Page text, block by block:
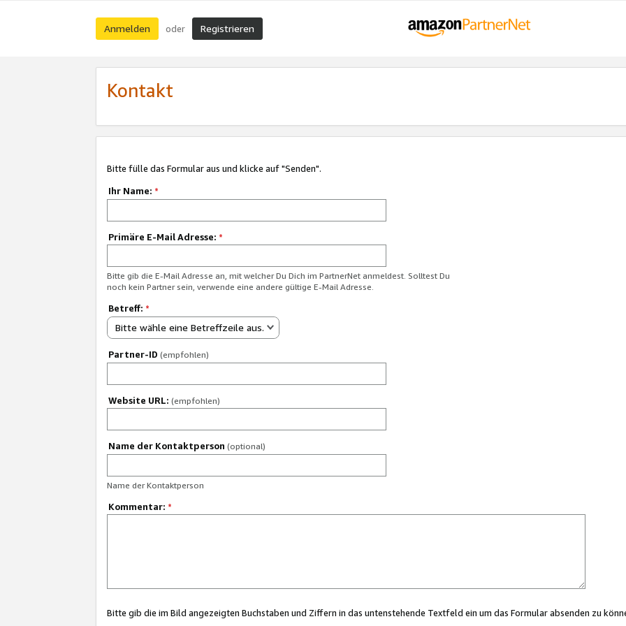
Anmelden oder Registrieren
Kontakt
Bitte fülle das Formular aus und klicke auf "Senden".
Ihr Name: *
Primäre E-Mail Adresse: *
Bitte gib die E-Mail Adresse an, mit welcher Du Dich im PartnerNet anmeldest. Solltest Du
noch kein Partner sein, verwende eine andere gültige E-Mail Adresse.
Betreff: *
Bitte wähle eine Betreffzeile aus.
Partner-ID (empfohlen)
Website URL: (empfohlen)
Name der Kontaktperson (optional)
Name der Kontaktperson
Kommentar: *
Bitte gib die im Bild angezeigten Buchstaben und Ziffern in das untenstehende Textfeld ein um das Formular absenden zu